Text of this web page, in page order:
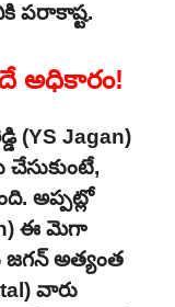
పరాకాష్ట.
అధికారం!
(YS Jagan)
అప్పట్లో
ఈ మెగా
జగన్ అత్యంత
వారు